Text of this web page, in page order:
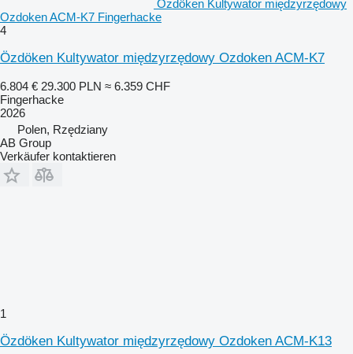
Özdöken Kultywator międzyrzędowy
Ozdoken ACM-K7 Fingerhacke
4
Özdöken Kultywator międzyrzędowy Ozdoken ACM-K7
6.804 € 29.300 PLN ≈ 6.359 CHF
Fingerhacke
2026
Polen, Rzędziany
AB Group
Verkäufer kontaktieren
1
Özdöken Kultywator międzyrzędowy Ozdoken ACM-K13